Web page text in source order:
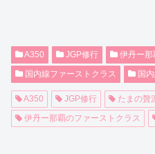
A350 JGP修行
伊丹ー那
国内線ファーストクラス
国
A350 JGP修行
たまの贅
伊丹ー那覇のファーストクラス